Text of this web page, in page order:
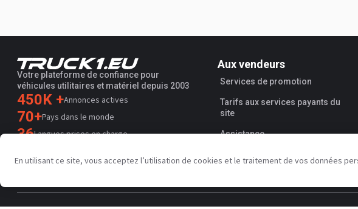
Votre plateforme de confiance pour
véhicules utilitaires et matériel depuis 2003
450K +Annonces actives
70+Pays dans le monde
36Langues prises en charge
4.7/5
Trustpilot
Aux vendeurs
Services de promotion
Tarifs aux services payants du
site
Assistance
En utilisant ce site, vous acceptez l’utilisation de cookies et le traitement de vos données